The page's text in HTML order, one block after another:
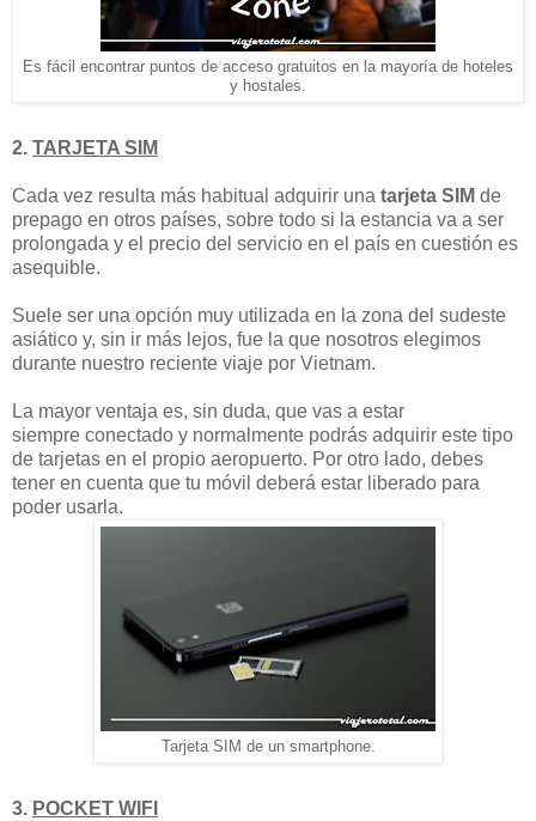
Es fácil encontrar puntos de acceso gratuitos en la mayoría de hoteles
y hostales.
2. TARJETA SIM
Cada vez resulta más habitual adquirir una tarjeta SIM de
prepago en otros países, sobre todo si la estancia va a ser
prolongada y el precio del servicio en el país en cuestión es
asequible.
Suele ser una opción muy utilizada en la zona del sudeste
asiático y, sin ir más lejos, fue la que nosotros elegimos
durante nuestro reciente viaje por Vietnam.
La mayor ventaja es, sin duda, que vas a estar
siempre conectado y normalmente podrás adquirir este tipo
de tarjetas en el propio aeropuerto. Por otro lado, debes
tener en cuenta que tu móvil deberá estar liberado para
poder usarla.
Tarjeta SIM de un smartphone.
3. POCKET WIFI